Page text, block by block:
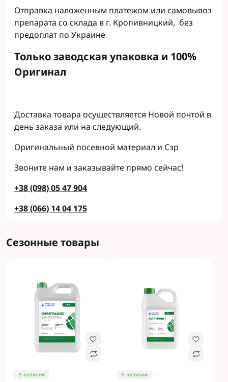
Отправка наложенным платежом или самовывоз
препарата со склада в г. Кропивницкий, без
предоплат по Украине
Только заводская упаковка и 100%
Оригинал
Доставка товара осуществляется Новой почтой в
день заказа или на следующий.
Оригинальный посевной материал и Сзр
Звоните нам и заказывайте прямо сейчас!
+38 (098) 05 47 904
+38 (066) 14 04 175
Сезонные товары
В наличии В наличии